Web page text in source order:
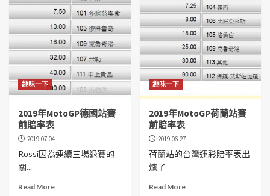
趣味一下
2019年MotoGP德國站賽
前賠率表
2019-07-04
Rossi因為連續三場退賽的
關...
Read More
趣味一下
2019年MotoGP荷蘭站賽
前賠率表
2019-06-27
荷蘭站的台灣運彩賠率表出
爐了
Read More